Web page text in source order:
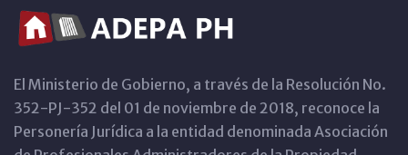
El Ministerio de Gobierno, a través de la Resolución No.
352-PJ-352 del 01 de noviembre de 2018, reconoce la
Personería Jurídica a la entidad denominada Asociación